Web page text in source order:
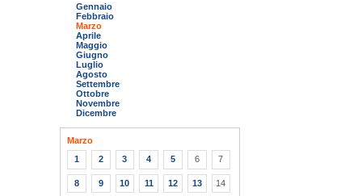
Gennaio
Febbraio
Marzo
Aprile
Maggio
Giugno
Luglio
Agosto
Settembre
Ottobre
Novembre
Dicembre
Marzo
1
2 3 4 5 6 7
8 9 10 11 12 13 14